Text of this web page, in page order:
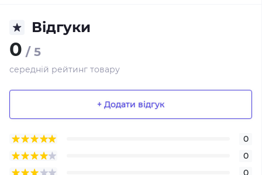
Відгуки
0 / 5
середній рейтинг товару
+ Додати відгук
0
0
0